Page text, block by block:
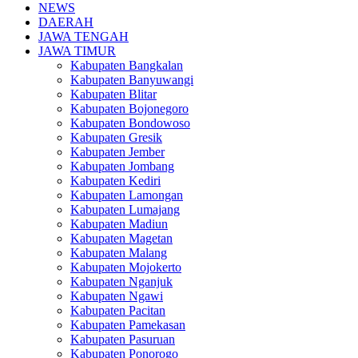
NEWS
DAERAH
JAWA TENGAH
JAWA TIMUR
Kabupaten Bangkalan
Kabupaten Banyuwangi
Kabupaten Blitar
Kabupaten Bojonegoro
Kabupaten Bondowoso
Kabupaten Gresik
Kabupaten Jember
Kabupaten Jombang
Kabupaten Kediri
Kabupaten Lamongan
Kabupaten Lumajang
Kabupaten Madiun
Kabupaten Magetan
Kabupaten Malang
Kabupaten Mojokerto
Kabupaten Nganjuk
Kabupaten Ngawi
Kabupaten Pacitan
Kabupaten Pamekasan
Kabupaten Pasuruan
Kabupaten Ponorogo